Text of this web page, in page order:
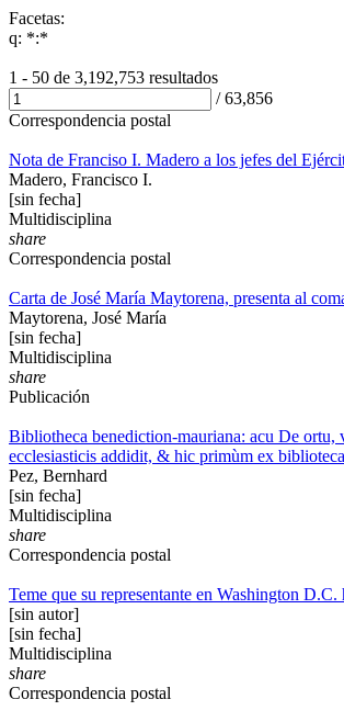
Facetas:
q: *:*
1 - 50 de 3,192,753 resultados
/63,856
Correspondencia postal
Nota de Franciso I. Madero a los jefes del
Madero, Francisco I.
[sin fecha]
Multidisciplina
share
Correspondencia postal
Carta de José María Maytorena, presenta al
Maytorena, José María
[sin fecha]
Multidisciplina
share
Publicación
Bibliotheca benediction-mauriana: acu De
ecclesiasticis addidit, & hic primùm ex
Pez, Bernhard
[sin fecha]
Multidisciplina
share
Correspondencia postal
Teme que su representante en Washington
[sin autor]
[sin fecha]
Multidisciplina
share
Correspondencia postal